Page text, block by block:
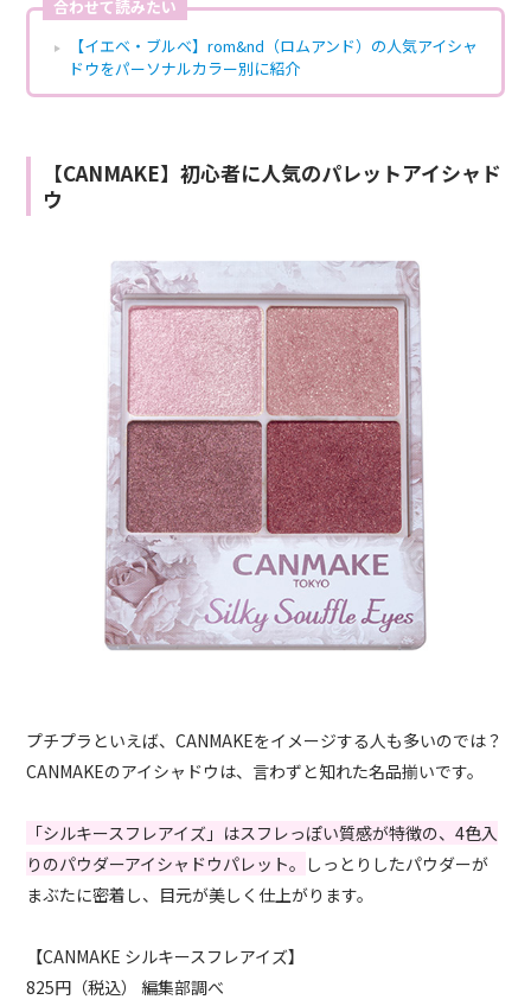
合わせて読みたい
【イエベ・ブルベ】rom&nd（ロムアンド）の人気アイシャ
ドウをパーソナルカラー別に紹介
【CANMAKE】初心者に人気のパレットアイシャド
ウ
プチプラといえば、CANMAKEをイメージする人も多いのでは？
CANMAKEのアイシャドウは、言わずと知れた名品揃いです。
「シルキースフレアイズ」はスフレっぽい質感が特徴の、4色入
りのパウダーアイシャドウパレット。 しっとりしたパウダーが
まぶたに密着し、目元が美しく仕上がります。
【CANMAKE シルキースフレアイズ】
825円（税込） 編集部調べ